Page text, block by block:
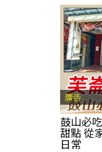
廣告
鼓山必
甜點 從
日常